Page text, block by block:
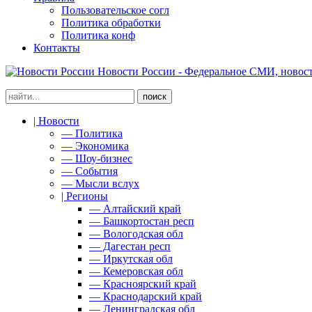
Пользовательское согл
Политика обработки
Политика конф
Контакты
Новости России - Федеральное СМИ,
| Новости
— Политика
— Экономика
— Шоу-бизнес
— События
— Мысли вслух
| Регионы
— Алтайский край
— Башкортостан респ
— Вологодская обл
— Дагестан респ
— Иркутская обл
— Кемеровская обл
— Красноярский край
— Краснодарский край
— Ленинградская обл